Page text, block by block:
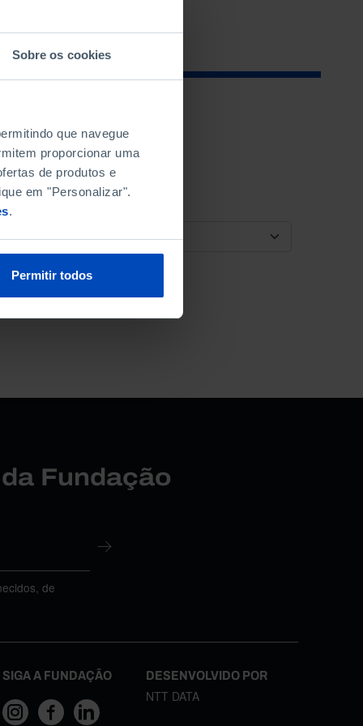
Sobre os cookies
que navegue
proporcionar uma
de produtos e
em "Personalizar".
.
Permitir todos
ORDENAR POR
Fundação
de
SIGA A FUNDAÇÃO DESENVOLVIDO POR
NTT DATA